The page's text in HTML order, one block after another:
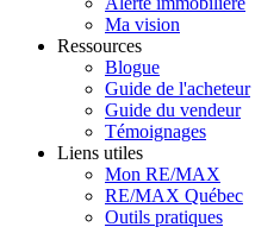
Ma vision
Ressources
Blogue
Guide de l'acheteur
Guide du vendeur
Témoignages
Liens utiles
Mon RE/MAX
RE/MAX Québec
Outils pratiques